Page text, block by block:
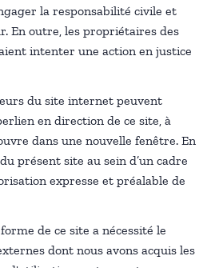
la responsabilité civile et
En outre, les propriétaires des
intenter une action en justice
du site internet peuvent
en direction de ce site, à
dans une nouvelle fenêtre. En
présent site au sein d’un cadre
expresse et préalable de
de ce site a nécessité le
dont nous avons acquis les